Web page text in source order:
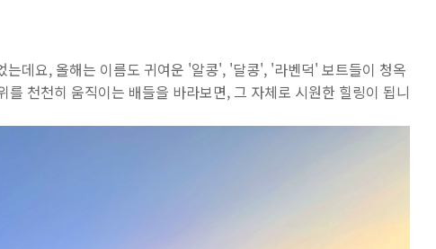
데요, 올해는 이름도 귀여운 '알콩', '달콩', '라벤덕' 보트들이 청옥
천천히 움직이는 배들을 바라보면, 그 자체로 시원한 힐링이 됩니